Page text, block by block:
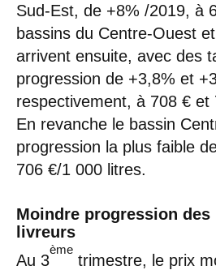
Sud-Est, de +8% /2019, à
bassins du Centre-Ouest
arrivent ensuite, avec des
progression de +3,8% et
respectivement, à 708 € et
En revanche le bassin
progression la plus faible
706 €/1 000 litres.
Moindre progression des
livreurs
Au 3
ème
trimestre, le prix